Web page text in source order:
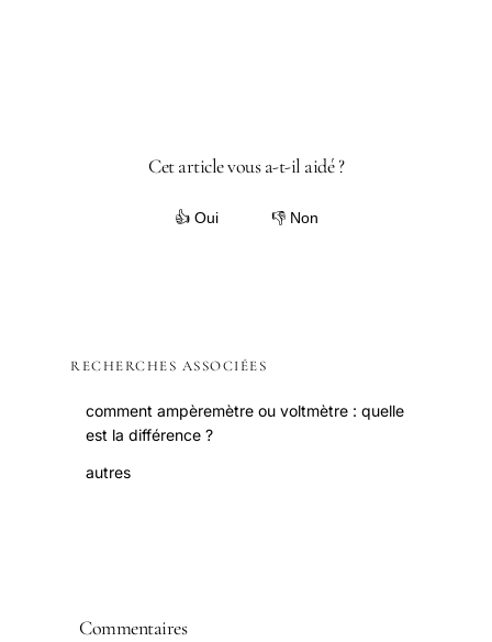
Cet article vous a-t-il aidé ?
👍 Oui 👎 Non
RECHERCHES ASSOCIÉES
comment ampèremètre ou voltmètre : quelle
est la différence ?
autres
Commentaires